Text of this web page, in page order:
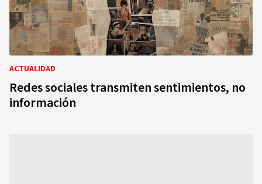
ACTUALIDAD
Redes sociales transmiten sentimientos, no
información